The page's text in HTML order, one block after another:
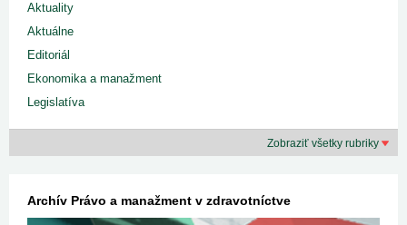
Aktuality
Aktuálne
Editoriál
Ekonomika a manažment
Legislatíva
Zobraziť všetky rubriky
Archív Právo a manažment v zdravotníctve